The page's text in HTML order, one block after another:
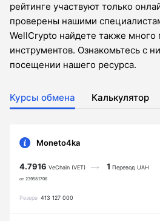
рейтинге участвуют только
проверены нашими
WellCrypto найдете также много
инструментов. Ознакомьтесь с
посещении нашего ресурса.
Курсы обмена Калькулятор
Moneto4ka
4.7916 VeChain (VET)
от 23958.1706
1 Перевод UAH
Резерв 413 127 000